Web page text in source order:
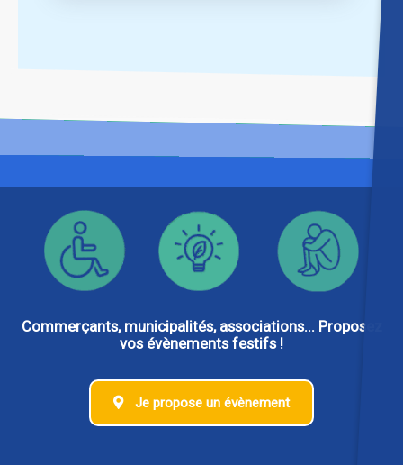
Commerçants, municipalités, associations... Proposez
vos évènements festifs !
Je propose un évènement